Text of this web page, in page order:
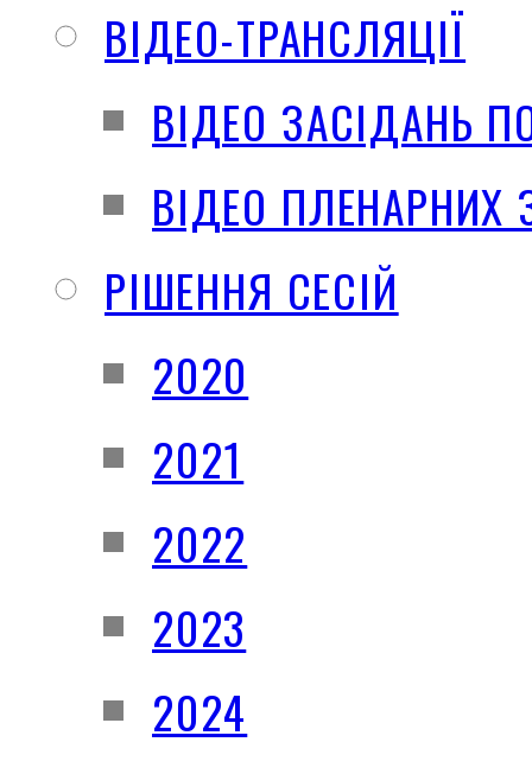
ВІДЕО-ТРАНСЛЯЦІЇ
ВІДЕО ЗАСІДАНЬ
ВІДЕО ПЛЕНАРНИХ
РІШЕННЯ СЕСІЙ
2020
2021
2022
2023
2024